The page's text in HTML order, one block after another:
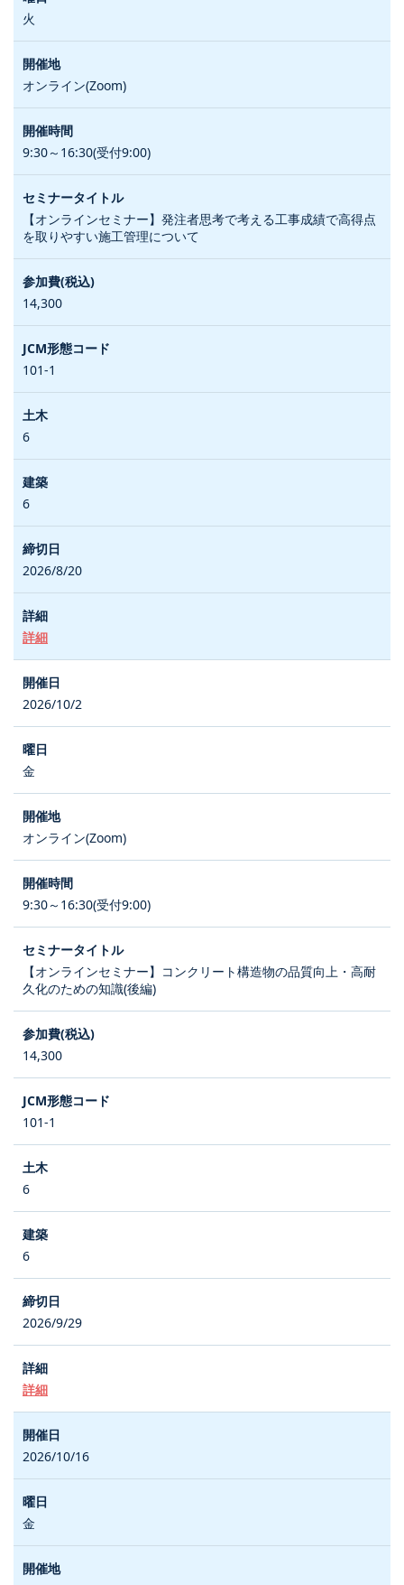
火
オンライン(Zoom)
9:30～16:30(受付9:00)
【オンラインセミナー】発注者思考で考える工事成績で高得点
を取りやすい施工管理について
14,300
101-1
6
6
2026/8/20
詳細
2026/10/2
金
オンライン(Zoom)
9:30～16:30(受付9:00)
【オンラインセミナー】コンクリート構造物の品質向上・高耐
久化のための知識(後編)
14,300
101-1
6
6
2026/9/29
詳細
2026/10/16
金